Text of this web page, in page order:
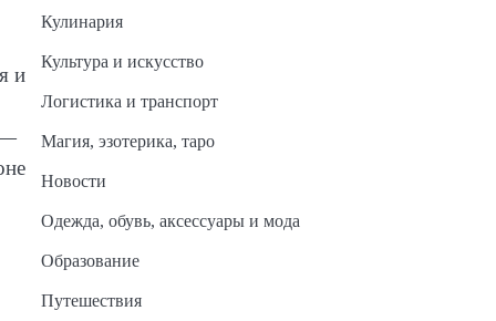
и
—
Кулинария
Культура и искусство
Логистика и транспорт
Магия, эзотерика, таро
Новости
Одежда, обувь, аксессуары и мода
Образование
Путешествия